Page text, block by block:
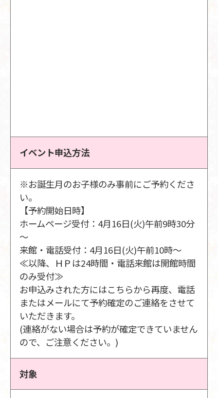
イベント申込方法
※お誕生月のお子様のみ事前にご予約くださ
い。
【予約開始日時】
ホームページ受付：4月16日(火)午前9時30分
～
来館・電話受付：4月16日(火)午前10時～
≪以降、ＨＰは24時間・電話来館は開館時間
のみ受付≫
お申込みされた方にはこちらから再度、電話
またはメールにて予約確定のご連絡をさせて
いただきます。
(連絡がない場合は予約が確定できていません
ので、ご注意ください。)
対象